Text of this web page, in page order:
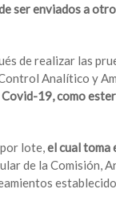
ser enviados a
de realizar las
Analítico y
19, como
lote,el cual toma
de la Comisión,